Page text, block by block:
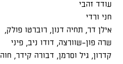
עודד זהבי
חני ורדי
אילן דר תחיה דנון רוברטו פולק
שרה פון-שוורצה
דודו ניב
פיני
קדרון
גיל וסרמן דבורה קידר
חוה